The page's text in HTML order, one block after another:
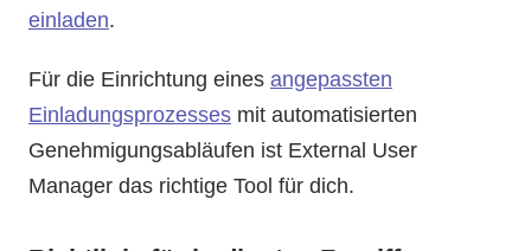
einladen.
Für die Einrichtung eines angepassten
Einladungsprozesses mit automatisierten
Genehmigungsabläufen ist External User
Manager das richtige Tool für dich.